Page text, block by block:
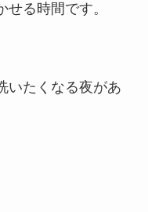
る時間です。
いたくなる夜があ